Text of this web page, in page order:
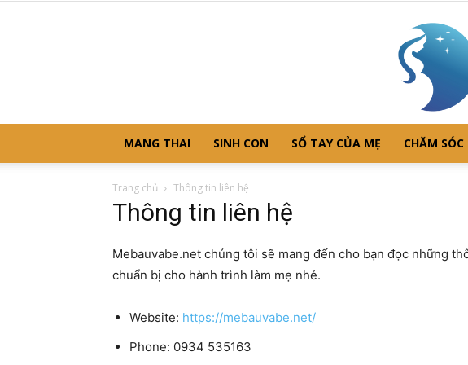
MANG THAI SINH CON SỔ TAY CỦA MẸ CHĂM SÓC
Trang chủ Thông tin liên hệ
Thông tin liên hệ
Mebauvabe.net chúng tôi sẽ mang đến cho bạn đọc những
chuẩn bị cho hành trình làm mẹ nhé.
Website: https://mebauvabe.net/
Phone: 0934 535163